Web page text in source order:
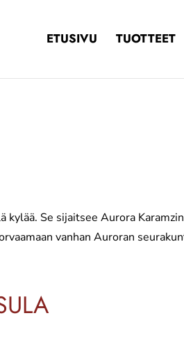
ETUSIVU TUOTTEET
Se sijaitsee Aurora
vanhan Auroran